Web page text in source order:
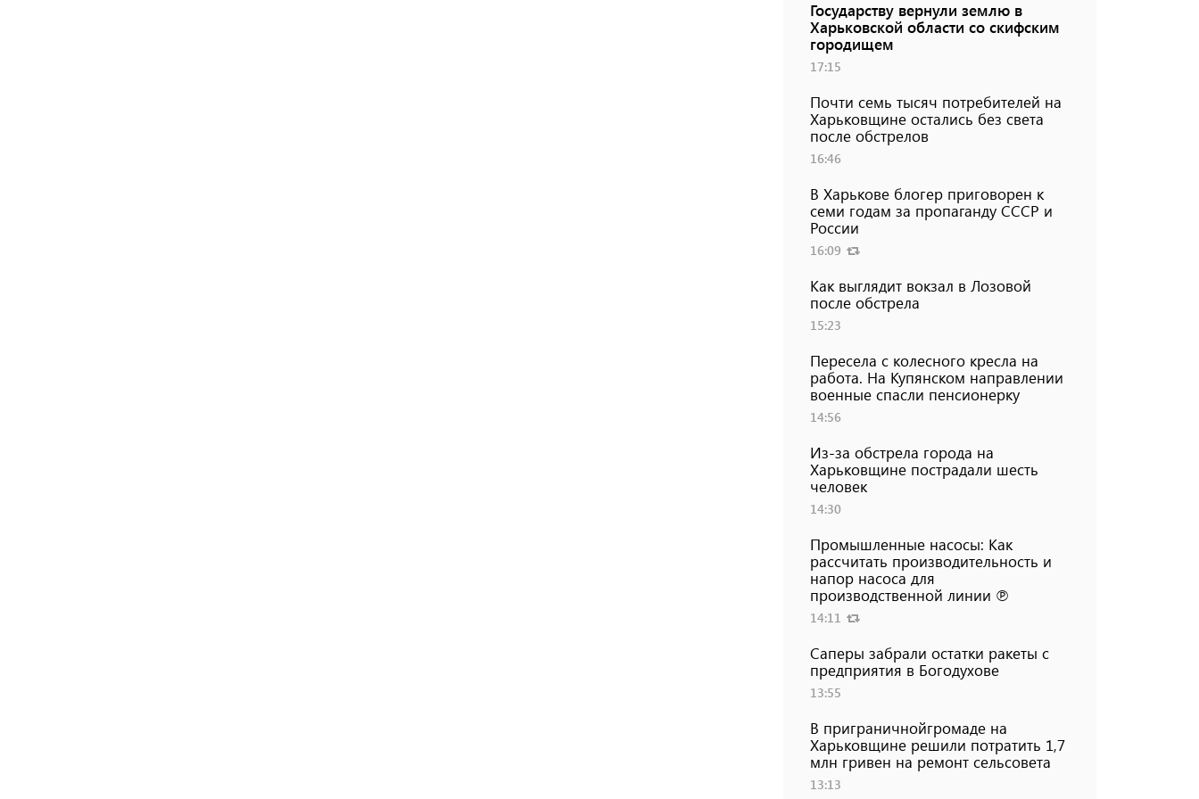
Государству вернули землю в
Харьковской области со скифским
городищем
17:15
Почти семь тысяч потребителей на
Харьковщине остались без света
после обстрелов
16:46
В Харькове блогер приговорен к
семи годам за пропаганду СССР и
России
16:09
Как выглядит вокзал в Лозовой
после обстрела
15:23
Пересела с колесного кресла на
работа. На Купянском направлении
военные спасли пенсионерку
14:56
Из-за обстрела города на
Харьковщине пострадали шесть
человек
14:30
Промышленные насосы: Как
рассчитать производительность и
напор насоса для
производственной линии ℗
14:11
Саперы забрали остатки ракеты с
предприятия в Богодухове
13:55
В приграничнойгромаде на
Харьковщине решили потратить 1,7
млн ​​гривен на ремонт сельсовета
13:13